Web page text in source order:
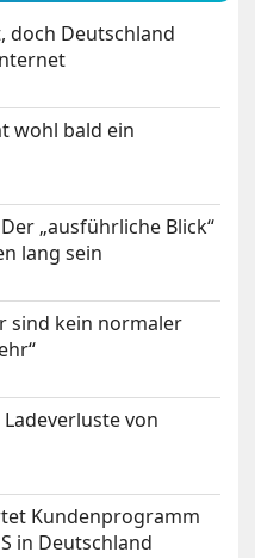
doch Deutschland
wohl bald ein
„ausführliche Blick“
lang sein
sind kein normaler
von
Kundenprogramm
in Deutschland